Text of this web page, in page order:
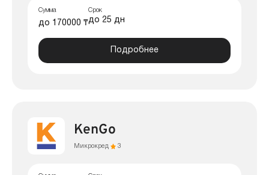
Сумма
до 170000 ₸
Срок
до 25 дн
Подробнее
KenGo
Микрокред 3